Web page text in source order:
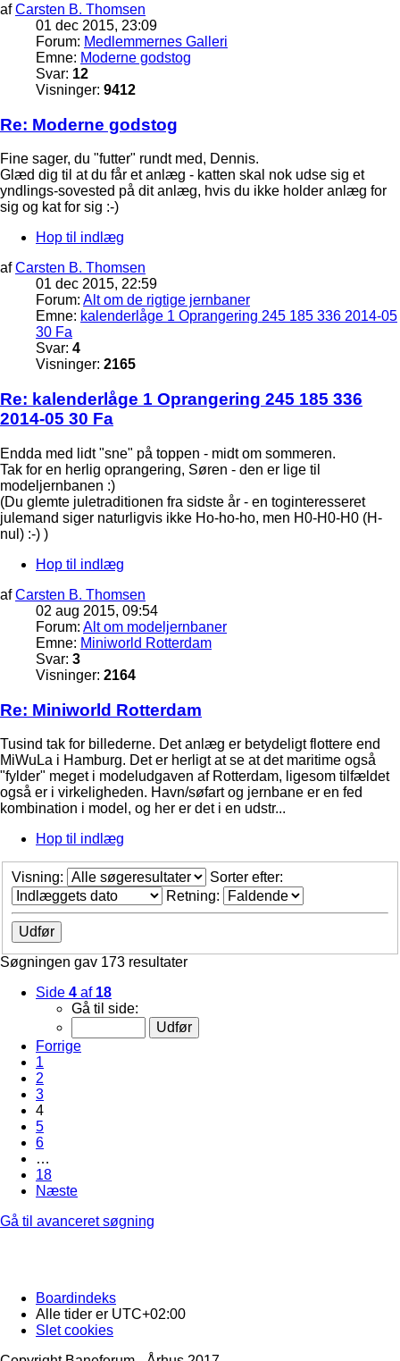
afCarsten B. Thomsen
01 dec 2015, 23:09
Forum: Medlemmernes Galleri
Emne: Moderne godstog
Svar: 12
Visninger: 9412
Re: Moderne godstog
Fine sager, du "futter" rundt med, Dennis.
Glæd dig til at du får et anlæg - katten skal nok udse sig et
yndlings-sovested på dit anlæg, hvis du ikke holder anlæg for
sig og kat for sig :-)
Hop til indlæg
afCarsten B. Thomsen
01 dec 2015, 22:59
Forum: Alt om de rigtige jernbaner
Emne: kalenderlåge 1 Oprangering 245 185 336 2014-05
30 Fa
Svar: 4
Visninger: 2165
Re: kalenderlåge 1 Oprangering 245 185 336
2014-05 30 Fa
Endda med lidt "sne" på toppen - midt om sommeren.
Tak for en herlig oprangering, Søren - den er lige til
modeljernbanen :)
(Du glemte juletraditionen fra sidste år - en toginteresseret
julemand siger naturligvis ikke Ho-ho-ho, men H0-H0-H0 (H-
nul) :-) )
Hop til indlæg
afCarsten B. Thomsen
02 aug 2015, 09:54
Forum: Alt om modeljernbaner
Emne: Miniworld Rotterdam
Svar: 3
Visninger: 2164
Re: Miniworld Rotterdam
Tusind tak for billederne. Det anlæg er betydeligt flottere end
MiWuLa i Hamburg. Det er herligt at se at det maritime også
"fylder" meget i modeludgaven af Rotterdam, ligesom tilfældet
også er i virkeligheden. Havn/søfart og jernbane er en fed
kombination i model, og her er det i en udstr...
Hop til indlæg
Visning:
Sorter efter:
Retning:
Søgningen gav 173 resultater
Side 4 af 18
Gå til side:
Forrige
1
2
3
4
5
6
…
18
Næste
Gå til avanceret søgning
Boardindeks
Alle tider er UTC+02:00
Slet cookies